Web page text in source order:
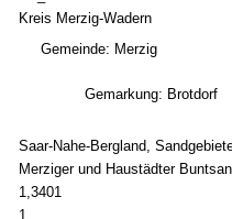
Kreis Merzig-Wadern
Gemeinde: Merzig
Gemarkung: Brotdorf
Saar-Nahe-Bergland,
Merziger und Haustädter
1,3401
1